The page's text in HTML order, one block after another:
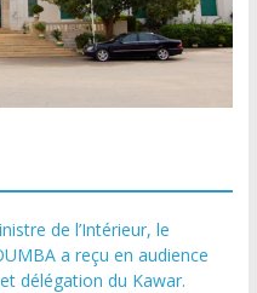
de l’Intérieur, le
a reçu en audience
délégation du Kawar.